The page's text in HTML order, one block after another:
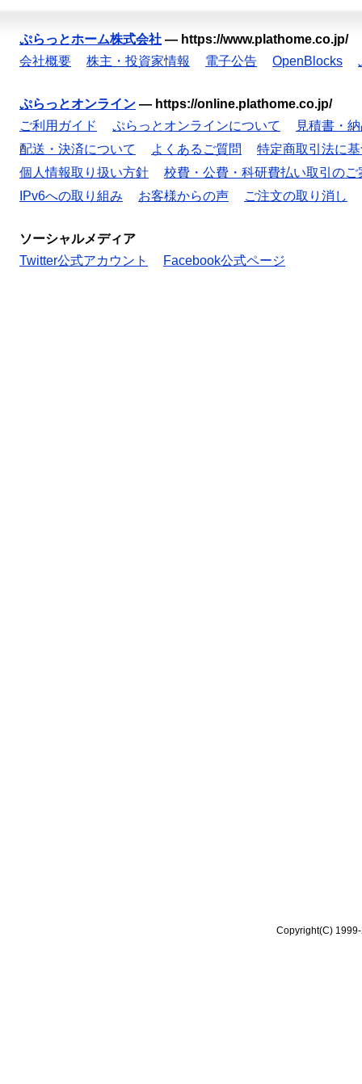
ぷらっとホーム株式会社 — https://www.plathome.co.jp/
会社概要
株主・投資家情報 電子公告 OpenBlocks
ぷらっとオンライン — https://online.plathome.co.jp/
ご利用ガイド
ぷらっとオンラインについて
見積書・
配送・決済について
よくあるご質問
特定商取引法に
個人情報取り扱い方針
校費・公費・科研費払い取引のご
IPv6への取り組み
お客様からの声 ご注文の取り消し
ソーシャルメディア
Twitter公式アカウント
Facebook公式ページ
Copyright(C)